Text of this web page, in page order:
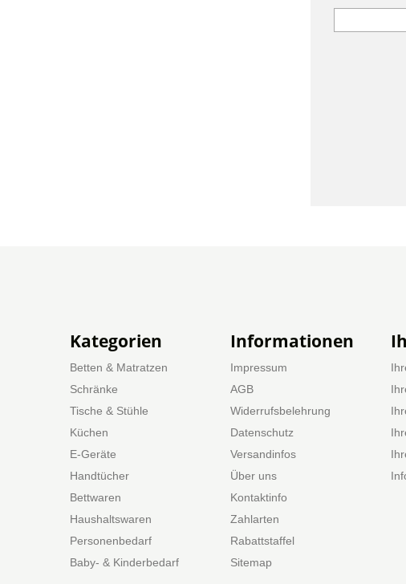
Kategorien
Betten & Matratzen
Schränke
Tische & Stühle
Küchen
E-Geräte
Handtücher
Bettwaren
Haushaltswaren
Personenbedarf
Baby- & Kinderbedarf
Informationen
Impressum
AGB
Widerrufsbelehrung
Datenschutz
Versandinfos
Über uns
Kontaktinfo
Zahlarten
Rabattstaffel
Sitemap